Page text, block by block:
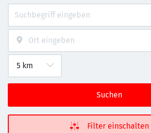
Suchen
Filter einschalten